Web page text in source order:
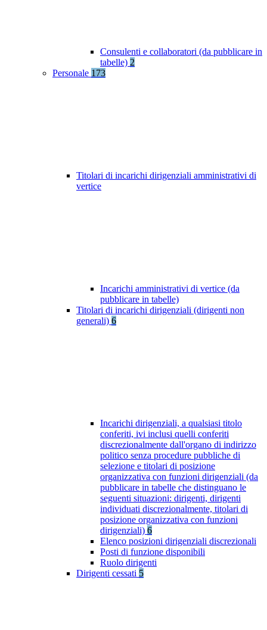
Consulenti e collaboratori (da pubblicare in
tabelle) 2
Personale 173
Titolari di incarichi dirigenziali amministrativi di
vertice
Incarichi amministrativi di vertice (da
pubblicare in tabelle)
Titolari di incarichi dirigenziali (dirigenti non
generali) 6
Incarichi dirigenziali, a qualsiasi titolo
conferiti, ivi inclusi quelli conferiti
discrezionalmente dall'organo di indirizzo
politico senza procedure pubbliche di
selezione e titolari di posizione
organizzativa con funzioni dirigenziali (da
pubblicare in tabelle che distinguano le
seguenti situazioni: dirigenti, dirigenti
individuati discrezionalmente, titolari di
posizione organizzativa con funzioni
dirigenziali) 6
Elenco posizioni dirigenziali discrezionali
Posti di funzione disponibili
Ruolo dirigenti
Dirigenti cessati 5